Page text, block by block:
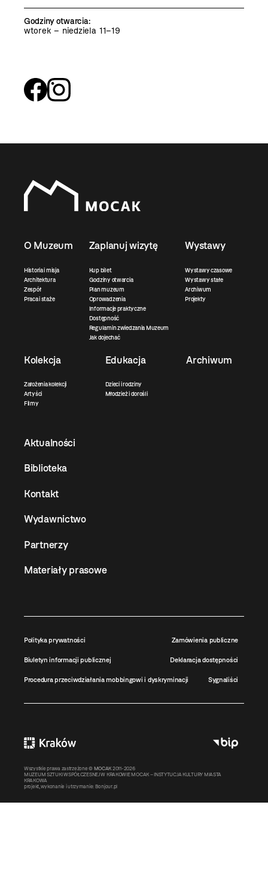
Godziny otwarcia:
wtorek – niedziela 11–19
O Muzeum
Historia i misja
Architektura
Zespół
Praca i staże
Zaplanuj wizytę
Kup bilet
Godziny otwarcia
Plan muzeum
Oprowadzenia
Informacje praktyczne
Dostępność
Regulamin zwiedzania Muzeum
Jak dojechać
Wystawy
Wystawy czasowe
Wystawy stałe
Archiwum
Projekty
Kolekcja
Założenia kolekcji
Artyści
Filmy
Edukacja
Dzieci i rodziny
Młodzież i dorośli
Archiwum
Aktualności
Biblioteka
Kontakt
Wydawnictwo
Partnerzy
Materiały prasowe
Polityka prywatności Zamówienia publiczne
Biuletyn informacji publicznej Deklaracja dostępności
Procedura przeciwdziałania mobbingowi i dyskryminacji Sygnaliści
Wszystkie prawa zastrzeżone © MOCAK 2011-2026
MUZEUM SZTUKI WSPÓŁCZESNEJ W KRAKOWIE MOCAK – INSTYTUCJA KULTURY MIASTA
KRAKOWA
projekt, wykonanie i utrzymanie: Bonjour.pl